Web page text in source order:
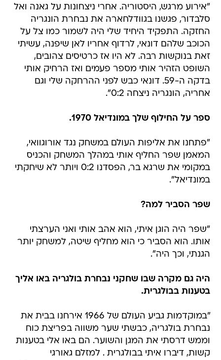
"אירוע מרגש, היסטוריה. אחרי ניצחונות על גאנה ואל
סלבדור, פגשנו בגוודלחארה את נבחרת הונגריה
החזקה. התפקיד היחיד שלי היה לשמור כמו צל על
הכוכב שלהם דונאי, לרדוף אחריו לאן שיפנה, עשיתי
זאת בנוקשות רבה. לא היו אז כרטיסים צהובים,
השופט הזהיר אותי מספר פעמים ואז הרחיק אותי
בדקה ה-59. דונאי כבש לפני ההרחקה שלי וגם
אחריה, הונגריה ניצחה 0:2".
ספר על החילוף שלך במונדיאל 1970.
"פתחנו את אליפות העולם במשחק נגד אורוגוואי,
המאמן שפר החליף אותי במהלך המשחק והכניס
במקומי את שרגא בר, הפסדנו 0:2 ויותר לא שיחקתי
במונדיאל".
שפר הסביר למה?
"שפר היה הוגן איתי, הוא אהב אותי ואני הערצתי
אותו. הוא הסביר כי הוא מחליף שיטה, למשחק יותר
הגנתי, וכך היה".
היה גם מקרה שבו שחקני נבחרת בולגריה באו אליך
בטענות בבולגרית.
"במוקדמות גביע העולם של 1966 אירחנו בבית את
נבחרת בולגריה, כבשתי שער משווה בפריצת כוח
וממש דרסתי את המגן והשוער. הם באו אלי בטענות
קשות, דיברו איתי בבולגרית . למזלם גאורגי